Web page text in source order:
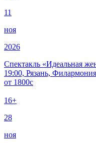
11
ноя
2026
Спектакль «Идеальная
19:00, Рязань, Филармония
от 1800c
16+
28
ноя